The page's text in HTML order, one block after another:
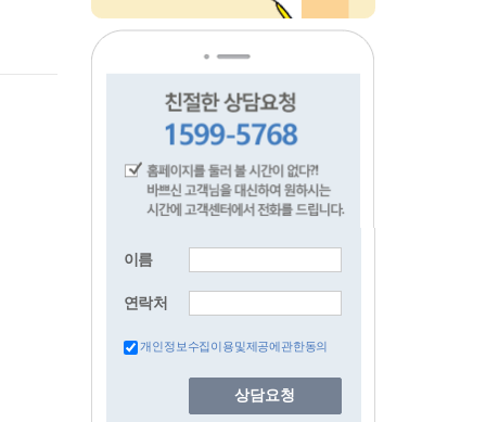
이름
연락처
개인정보수집이용및제공에관한동의
상담요청